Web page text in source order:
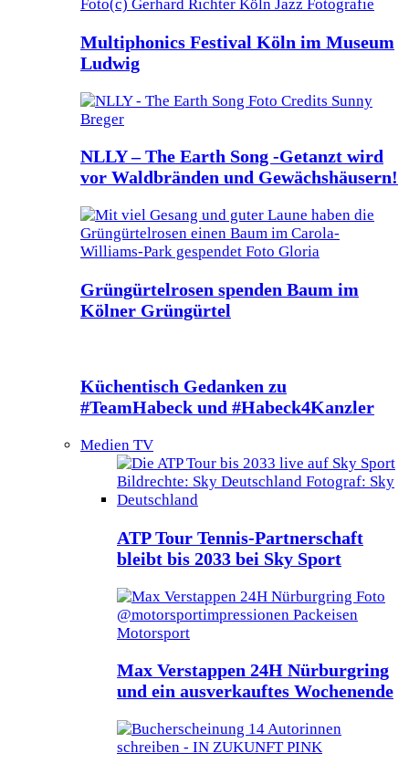
Multiphonics Festival Köln im Museum
Ludwig
NLLY – The Earth Song -Getanzt wird
vor Waldbränden und Gewächshäusern!
Grüngürtelrosen spenden Baum im
Kölner Grüngürtel
Küchentisch Gedanken zu
#TeamHabeck und #Habeck4Kanzler
Medien TV
ATP Tour Tennis-Partnerschaft
bleibt bis 2033 bei Sky Sport
Max Verstappen 24H Nürburgring
und ein ausverkauftes Wochenende